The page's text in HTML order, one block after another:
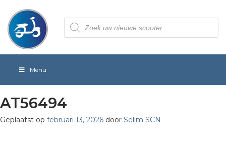
Producten
zoeken
Menu
AT56494
Geplaatst op februari 13, 2026 door Selim SCN